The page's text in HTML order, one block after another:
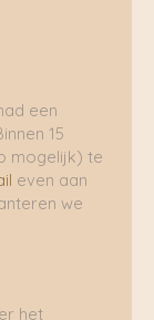
een
15
mogelijk) te
even aan
we
het